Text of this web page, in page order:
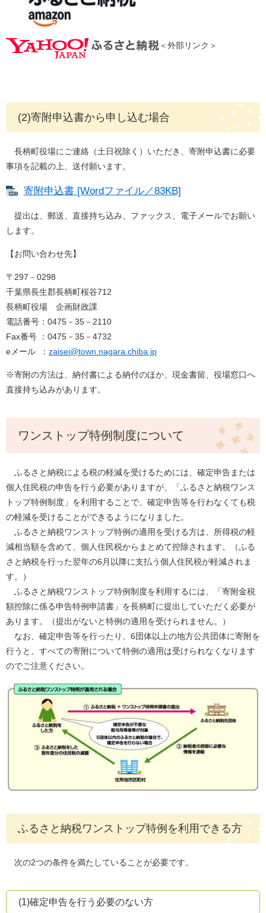
＜外部リンク＞
(2)寄附申込書から申し込む場合
長柄町役場にご連絡（土日祝除く）いただき、寄附申込書に必要
事項を記載の上、送付願います。
寄附申込書 [Wordファイル／83KB]
提出は、郵送、直接持ち込み、ファックス、電子メールでお願い
します。
【お問い合わせ先】
〒297－0298
千葉県長生郡長柄町桜谷712
長柄町役場 企画財政課
電話番号：0475－35－2110
Fax番号 ：0475－35－4732
eメール ： zaisei@town.nagara.chiba.jp
※寄附の方法は、納付書による納付のほか、現金書留、役場窓口へ
直接持ち込みがあります。
ワンストップ特例制度について
ふるさと納税による税の軽減を受けるためには、確定申告または
個人住民税の申告を行う必要がありますが、「ふるさと納税ワンス
トップ特例制度」を利用することで、確定申告等を行わなくても税
の軽減を受けることができるようになりました。
ふるさと納税ワンストップ特例の適用を受ける方は、所得税の軽
減相当額を含めて、個人住民税からまとめて控除されます。（ふる
さと納税を行った翌年の6月以降に支払う個人住民税が軽減されま
す。）
ふるさと納税ワンストップ特例制度を利用するには、「寄附金税
額控除に係る申告特例申請書」を長柄町に提出していただく必要が
あります。（提出がないと特例の適用を受けられません。）
なお、確定申告等を行ったり、6団体以上の地方公共団体に寄附を
行うと、すべての寄附について特例の適用は受けられなくなります
のでご注意ください。
ふるさと納税ワンストップ特例を利用できる方
次の2つの条件を満たしていることが必要です。
(1)確定申告を行う必要のない方